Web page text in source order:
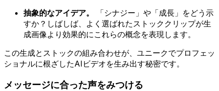
抽象的なアイデア。
「シナジー」や「成長」をどう示
すか？しばしば、よく選ばれたストッククリップが生
成画像より効果的にこれらの概念を表現します。
この生成とストックの組み合わせが、ユニークでプロフェッ
ショナルに根ざしたAIビデオを生み出す秘密です。
メッセージに合った声をみつける